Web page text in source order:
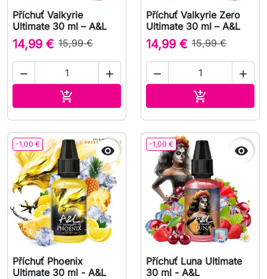
Příchuť Valkyrie
Ultimate 30 ml – A&L
14,99 € 15,99 €
 

Příchuť Valkyrie Zero
Ultimate 30 ml – A&L
14,99 € 15,99 €
 

-1,00 € 
Příchuť Phoenix
Ultimate 30 ml - A&L
-1,00 € 
Příchuť Luna Ultimate
30 ml - A&L